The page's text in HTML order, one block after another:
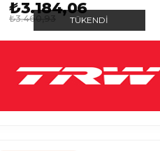
TÜKENDI
₺3.184,06
₺3.460,93